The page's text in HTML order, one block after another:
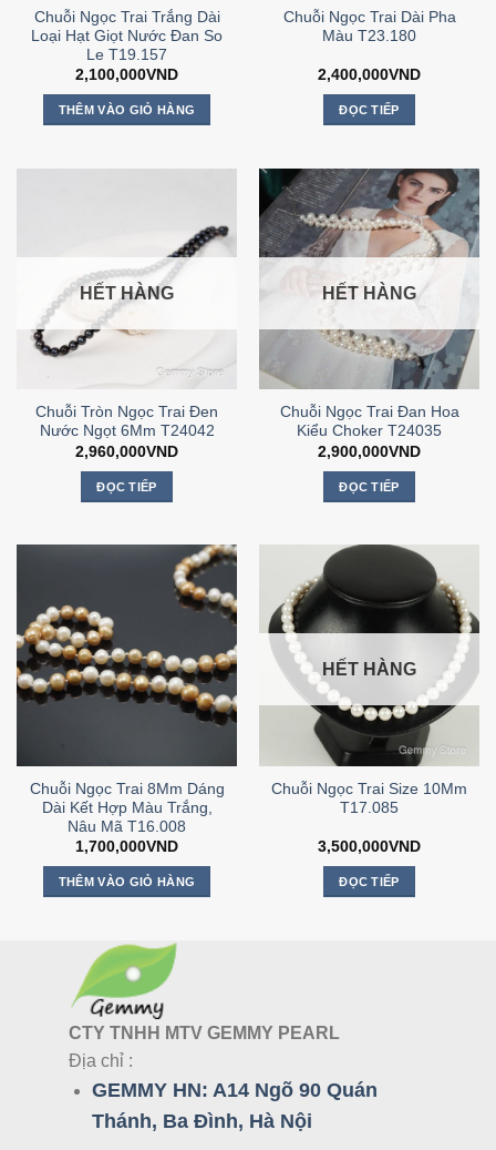
Chuỗi Ngọc Trai Trắng Dài
Loại Hạt Giọt Nước Đan So
Le T19.157
2,100,000VND
THÊM VÀO GIỎ HÀNG
Chuỗi Ngọc Trai Dài Pha
Màu T23.180
2,400,000VND
ĐỌC TIẾP
HẾT HÀNG
Chuỗi Tròn Ngọc Trai Đen
Nước Ngọt 6Mm T24042
2,960,000VND
ĐỌC TIẾP
HẾT HÀNG
Chuỗi Ngọc Trai Đan Hoa
Kiểu Choker T24035
2,900,000VND
ĐỌC TIẾP
Chuỗi Ngọc Trai 8Mm Dáng
Dài Kết Hợp Màu Trắng,
Nâu Mã T16.008
1,700,000VND
THÊM VÀO GIỎ HÀNG
HẾT HÀNG
Chuỗi Ngọc Trai Size 10Mm
T17.085
3,500,000VND
ĐỌC TIẾP
CTY TNHH MTV GEMMY PEARL
Địa chỉ :
GEMMY HN: A14 Ngõ 90 Quán
Thánh, Ba Đình, Hà Nội